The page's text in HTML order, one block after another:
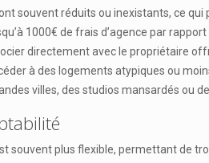
souvent réduits ou inexistants, ce
1000€ de frais d’agence par
directement avec le propriétaire
à des logements atypiques ou
villes, des studios mansardés ou
souvent plus flexible, permettant de